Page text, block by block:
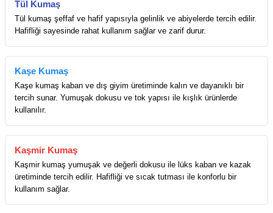
Tül Kumaş
Tül kumaş şeffaf ve hafif yapısıyla gelinlik ve abiyelerde tercih edilir.
Hafifliği sayesinde rahat kullanım sağlar ve zarif durur.
Kaşe Kumaş
Kaşe kumaş kaban ve dış giyim üretiminde kalın ve dayanıklı bir
tercih sunar. Yumuşak dokusu ve tok yapısı ile kışlık ürünlerde
kullanılır.
Kaşmir Kumaş
Kaşmir kumaş yumuşak ve değerli dokusu ile lüks kaban ve kazak
üretiminde tercih edilir. Hafifliği ve sıcak tutması ile konforlu bir
kullanım sağlar.